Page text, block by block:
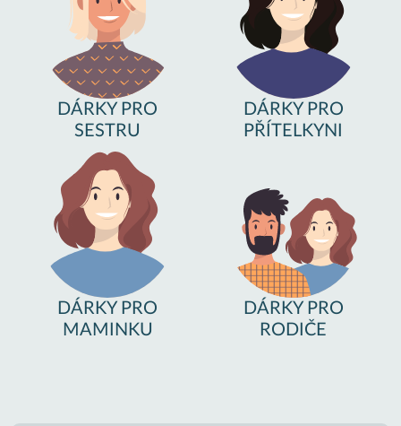
DÁRKY PRO
SESTRU
DÁRKY PRO
PŘÍTELKYNI
DÁRKY PRO
MAMINKU
DÁRKY PRO
RODIČE